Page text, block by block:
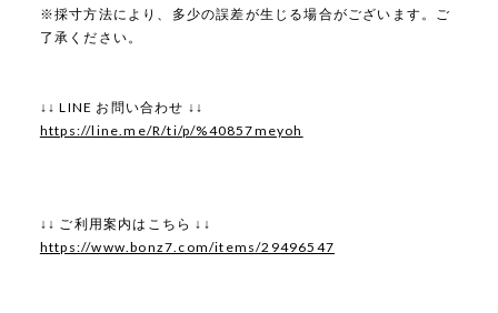
※採寸方法により、多少の誤差が生じる場合がございます。ご
了承ください。
↓↓ LINE お問い合わせ ↓↓
https://line.me/R/ti/p/%40857meyoh
↓↓ ご利用案内はこちら ↓↓
https://www.bonz7.com/items/29496547